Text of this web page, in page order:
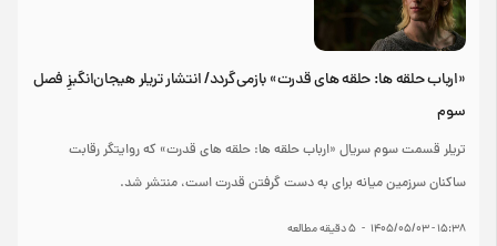
«ارباب حلقه ها: حلقه های قدرت» بازمی‌گردد/ انتشار تریلر هیجان‌انگیزِ فصل
سوم
تریلر قسمت سوم سریال «ارباب حلقه ها: حلقه های قدرت» که روایتگر رقابت
ساکنان سرزمین میانه برای به دست گرفتن قدرت است، منتشر شد.
۱۵:۳۸ - ۱۴۰۵/۰۵/۰۳ - ۵دقیقه مطالعه